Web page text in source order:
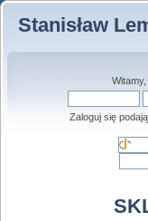
Stanisław
Witamy,
Zaloguj się